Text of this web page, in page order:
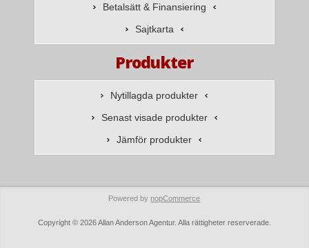
Betalsätt & Finansiering
Sajtkarta
Produkter
Nytillagda produkter
Senast visade produkter
Jämför produkter
Powered by nopCommerce
Copyright © 2026 Allan Anderson Agentur. Alla rättigheter reserverade.